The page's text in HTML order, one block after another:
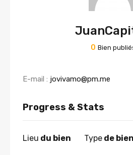
0 Bien
E-mail : jovivamo@pm.me
Progress & Stats
Lieu du bien Type de bien